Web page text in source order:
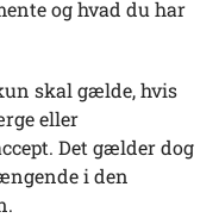
og hvad du har
skal gælde, hvis
eller
Det gælder dog
i den